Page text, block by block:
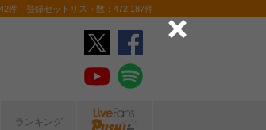
件 登録セットリスト数：472,187件
ランキング